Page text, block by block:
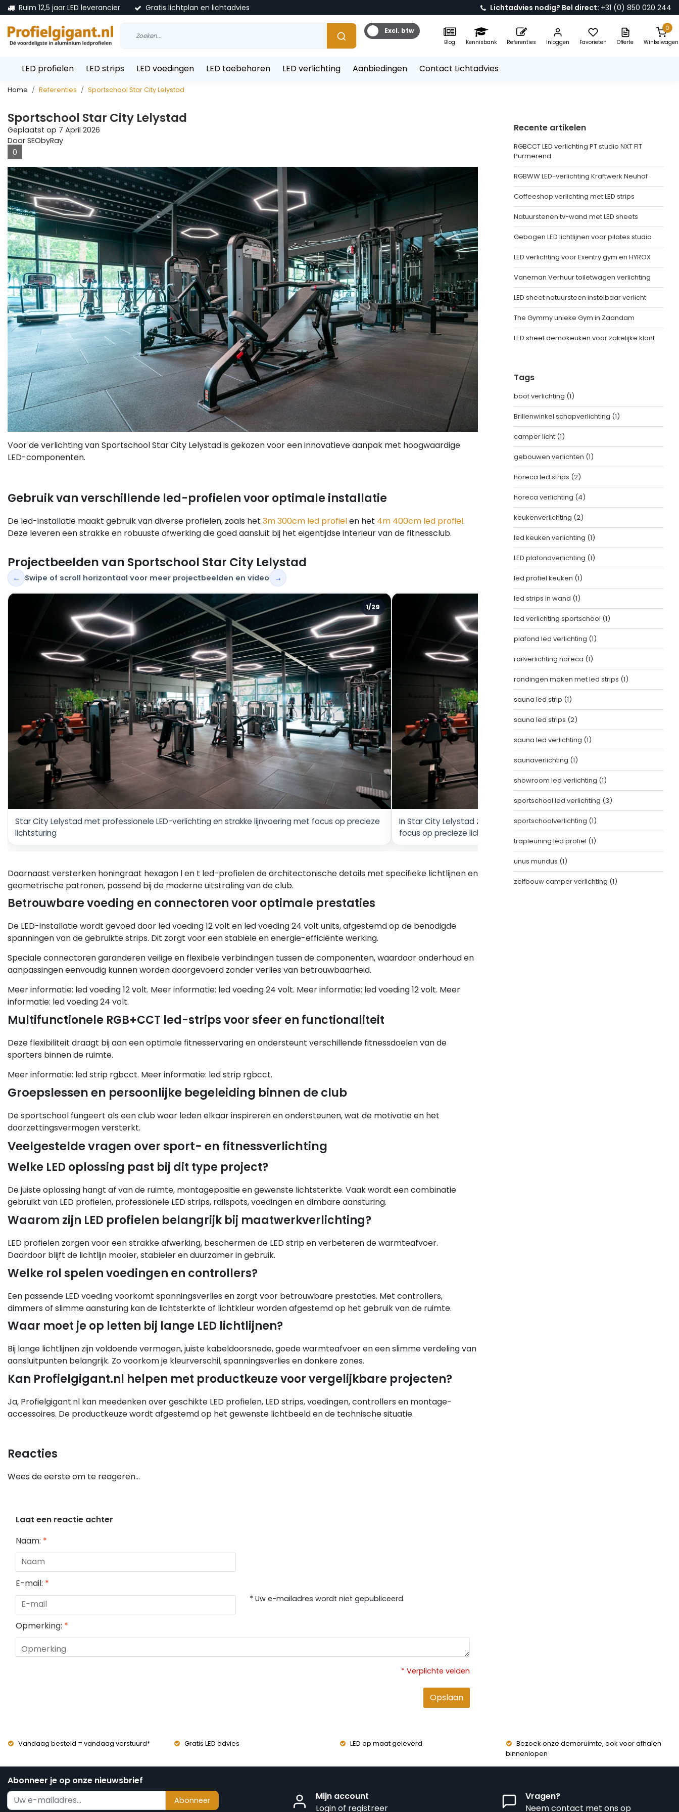
Ruim 12,5 jaar LED leverancier Gratis lichtplan en lichtadvies Lichtadvies nodig? Bel direct: +31 (0) 850 020 244
Excl. btw
Blog Kennisbank Referenties Inloggen Favorieten Offerte
0
Winkelwagen
LED profielen LED strips LED voedingen LED toebehoren LED verlichting Aanbiedingen Contact Lichtadvies
Home Referenties Sportschool Star City Lelystad
Sportschool Star City Lelystad
Geplaatst op 7 April 2026
Door SEObyRay
0
Voor de verlichting van Sportschool Star City Lelystad is gekozen voor een innovatieve aanpak met hoogwaardige
LED-componenten.
Gebruik van verschillende led-profielen voor optimale installatie
De led-installatie maakt gebruik van diverse profielen, zoals het 3m 300cm led profielen het 4m 400cm led profiel.
Deze leveren een strakke en robuuste afwerking die goed aansluit bij het eigentijdse interieur van de fitnessclub.
Projectbeelden van Sportschool Star City Lelystad
← Swipe of scroll horizontaal voor meer projectbeelden en video →
1/29
Star City Lelystad met professionele LED-verlichting en strakke lijnvoering met focus op precieze
lichtsturing
In Star City Lelystad zorgen lichtlijnen voor sfeer, oriëntatie en een
focus op precieze lichtsturing
Daarnaast versterken honingraat hexagon l en t led-profielen de architectonische details met specifieke lichtlijnen en
geometrische patronen, passend bij de moderne uitstraling van de club.
Betrouwbare voeding en connectoren voor optimale prestaties
De LED-installatie wordt gevoed door led voeding 12 volt en led voeding 24 volt units, afgestemd op de benodigde
spanningen van de gebruikte strips. Dit zorgt voor een stabiele en energie-efficiënte werking.
Speciale connectoren garanderen veilige en flexibele verbindingen tussen de componenten, waardoor onderhoud en
aanpassingen eenvoudig kunnen worden doorgevoerd zonder verlies van betrouwbaarheid.
Meer informatie: led voeding 12 volt. Meer informatie: led voeding 24 volt. Meer informatie: led voeding 12 volt. Meer
informatie: led voeding 24 volt.
Multifunctionele RGB+CCT led-strips voor sfeer en functionaliteit
Deze flexibiliteit draagt bij aan een optimale fitnesservaring en ondersteunt verschillende fitnessdoelen van de
sporters binnen de ruimte.
Meer informatie: led strip rgbcct. Meer informatie: led strip rgbcct.
Groepslessen en persoonlijke begeleiding binnen de club
De sportschool fungeert als een club waar leden elkaar inspireren en ondersteunen, wat de motivatie en het
doorzettingsvermogen versterkt.
Veelgestelde vragen over sport- en fitnessverlichting
Welke LED oplossing past bij dit type project?
De juiste oplossing hangt af van de ruimte, montagepositie en gewenste lichtsterkte. Vaak wordt een combinatie
gebruikt van LED profielen, professionele LED strips, railspots, voedingen en dimbare aansturing.
Waarom zijn LED profielen belangrijk bij maatwerkverlichting?
LED profielen zorgen voor een strakke afwerking, beschermen de LED strip en verbeteren de warmteafvoer.
Daardoor blijft de lichtlijn mooier, stabieler en duurzamer in gebruik.
Welke rol spelen voedingen en controllers?
Een passende LED voeding voorkomt spanningsverlies en zorgt voor betrouwbare prestaties. Met controllers,
dimmers of slimme aansturing kan de lichtsterkte of lichtkleur worden afgestemd op het gebruik van de ruimte.
Waar moet je op letten bij lange LED lichtlijnen?
Bij lange lichtlijnen zijn voldoende vermogen, juiste kabeldoorsnede, goede warmteafvoer en een slimme verdeling van
aansluitpunten belangrijk. Zo voorkom je kleurverschil, spanningsverlies en donkere zones.
Kan Profielgigant.nl helpen met productkeuze voor vergelijkbare projecten?
Ja, Profielgigant.nl kan meedenken over geschikte LED profielen, LED strips, voedingen, controllers en montage-
accessoires. De productkeuze wordt afgestemd op het gewenste lichtbeeld en de technische situatie.
Reacties
Wees de eerste om te reageren...
Laat een reactie achter
Naam: *
E-mail: *
* Uw e-mailadres wordt niet gepubliceerd.
Opmerking: *
* Verplichte velden
Opslaan
Recente artikelen
RGBCCT LED verlichting PT studio NXT FIT
Purmerend
RGBWW LED-verlichting Kraftwerk Neuhof
Coffeeshop verlichting met LED strips
Natuurstenen tv-wand met LED sheets
Gebogen LED lichtlijnen voor pilates studio
LED verlichting voor Exentry gym en HYROX
Vaneman Verhuur toiletwagen verlichting
LED sheet natuursteen instelbaar verlicht
The Gymmy unieke Gym in Zaandam
LED sheet demokeuken voor zakelijke klant
Tags
boot verlichting (1)
Brillenwinkel schapverlichting (1)
camper licht (1)
gebouwen verlichten (1)
horeca led strips (2)
horeca verlichting (4)
keukenverlichting (2)
led keuken verlichting (1)
LED plafondverlichting (1)
led profiel keuken (1)
led strips in wand (1)
led verlichting sportschool (1)
plafond led verlichting (1)
railverlichting horeca (1)
rondingen maken met led strips (1)
sauna led strip (1)
sauna led strips (2)
sauna led verlichting (1)
saunaverlichting (1)
showroom led verlichting (1)
sportschool led verlichting (3)
sportschoolverlichting (1)
trapleuning led profiel (1)
unus mundus (1)
zelfbouw camper verlichting (1)
Vandaag besteld = vandaag verstuurd* Gratis LED advies LED op maat geleverd
Bezoek onze demoruimte, ook voor afhalen
binnenlopen
Abonneer je op onze nieuwsbrief
Abonneer
Mijn account
Login of registreer
Vragen?
Neem contact met ons op